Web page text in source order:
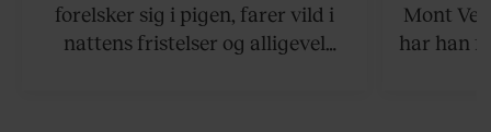
forelsker sig i pigen, farer vild i
nattens fristelser og alligevel
Mont
har han